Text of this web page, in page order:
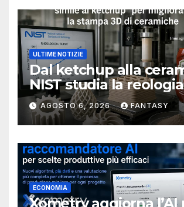
ULTIME NOTIZIE
Dal ketchup alla
NIST studia la
rendere più affidabile
stampa 3D
AGOSTO 6, 2026 FANTASY
ECONOMIA
Xometry aggiorna l’AI